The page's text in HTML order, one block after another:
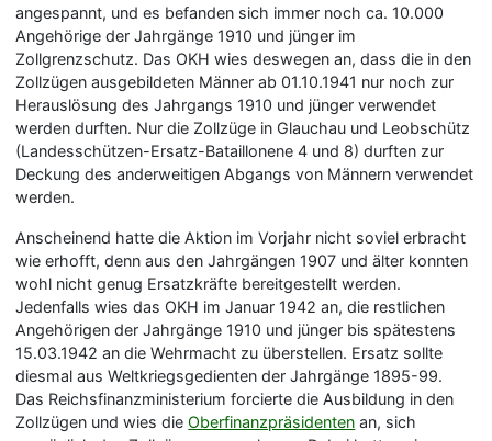
angespannt, und es befanden sich immer noch ca. 10.000
Angehörige der Jahrgänge 1910 und jünger im
Zollgrenzschutz. Das OKH wies deswegen an, dass die in den
Zollzügen ausgebildeten Männer ab 01.10.1941 nur noch zur
Herauslösung des Jahrgangs 1910 und jünger verwendet
werden durften. Nur die Zollzüge in Glauchau und Leobschütz
(Landesschützen-Ersatz-Bataillonene 4 und 8) durften zur
Deckung des anderweitigen Abgangs von Männern verwendet
werden.
Anscheinend hatte die Aktion im Vorjahr nicht soviel erbracht
wie erhofft, denn aus den Jahrgängen 1907 und älter konnten
wohl nicht genug Ersatzkräfte bereitgestellt werden.
Jedenfalls wies das OKH im Januar 1942 an, die restlichen
Angehörigen der Jahrgänge 1910 und jünger bis spätestens
15.03.1942 an die Wehrmacht zu überstellen. Ersatz sollte
diesmal aus Weltkriegsgedienten der Jahrgänge 1895-99.
Das Reichsfinanzministerium forcierte die Ausbildung in den
Zollzügen und wies dieOberfinanzpräsidenten an, sich